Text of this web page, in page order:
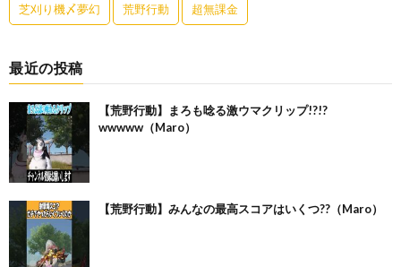
芝刈り機〆夢幻 荒野行動 超無課金
最近の投稿
【荒野行動】まろも唸る激ウマクリップ!?!?
wwwww（Maro）
【荒野行動】みんなの最高スコアはいくつ??（Maro）